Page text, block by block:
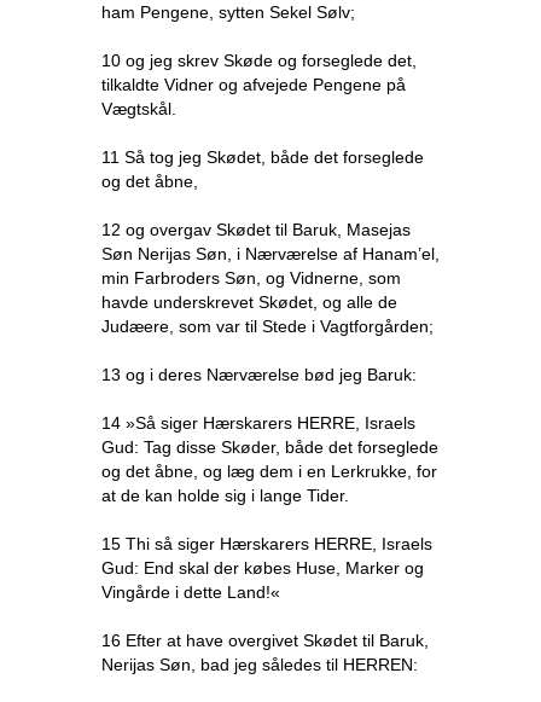
ham Pengene, sytten Sekel Sølv;
10 og jeg skrev Skøde og forseglede det,
tilkaldte Vidner og afvejede Pengene på
Vægtskål.
11 Så tog jeg Skødet, både det forseglede
og det åbne,
12 og overgav Skødet til Baruk, Masejas
Søn Nerijas Søn, i Nærværelse af Hanam’el,
min Farbroders Søn, og Vidnerne, som
havde underskrevet Skødet, og alle de
Judæere, som var til Stede i Vagtforgården;
13 og i deres Nærværelse bød jeg Baruk:
14 »Så siger Hærskarers HERRE, Israels
Gud: Tag disse Skøder, både det forseglede
og det åbne, og læg dem i en Lerkrukke, for
at de kan holde sig i lange Tider.
15 Thi så siger Hærskarers HERRE, Israels
Gud: End skal der købes Huse, Marker og
Vingårde i dette Land!«
16 Efter at have overgivet Skødet til Baruk,
Nerijas Søn, bad jeg således til HERREN: